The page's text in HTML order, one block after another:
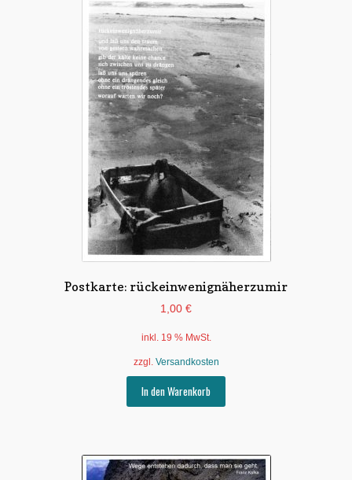
Postkarte: rückeinwenignäherzumir
1,00 €
inkl. 19 % MwSt.
zzgl. Versandkosten
In den Warenkorb